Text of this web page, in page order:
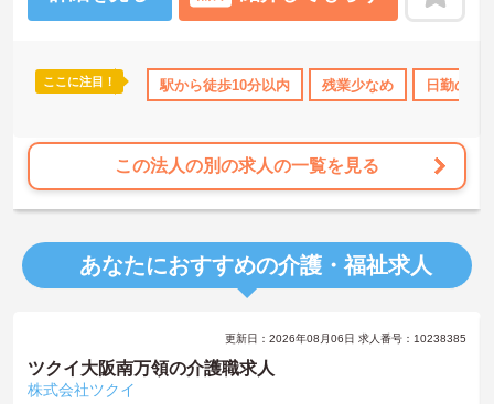
日勤のみ ブランクOK 研修制度あり 産休･育休･介護休暇
ご興味がある方は是非一度マイナビまでお問合せください！！
ここに注目！ 駅から徒歩10分以内 残業少なめ 日勤のみ
この法人の別の求人の一覧を見る
あなたにおすすめの介護・福祉求人
更新日：2026年08月06日 求人番号：10238385
ツクイ大阪南万領の介護職求人
株式会社ツクイ